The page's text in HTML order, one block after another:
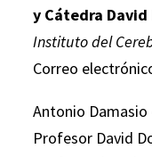
y Cátedra
Instituto del
Correo
Antonio
Profesor David